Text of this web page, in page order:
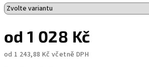
od1 028 Kč
od 1 243,88 Kč včetně DPH